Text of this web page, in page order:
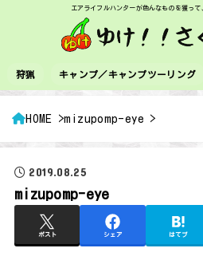
エアライフルハンターが色んなものを獲っ
狩猟 キャンプ／キャンプツーリング
HOME mizupomp-eye
2019.08.25
mizupomp-eye
ポスト シェア はてブ